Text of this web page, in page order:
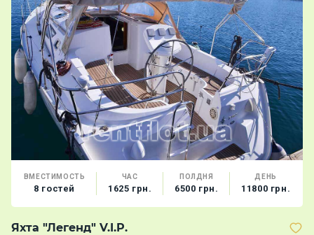
ВМЕСТИМОСТЬ
8 гостей
ЧАС
1625 грн.
ПОЛДНЯ
6500 грн.
ДЕНЬ
11800 грн.
Яхта "Легенд" V.I.P.